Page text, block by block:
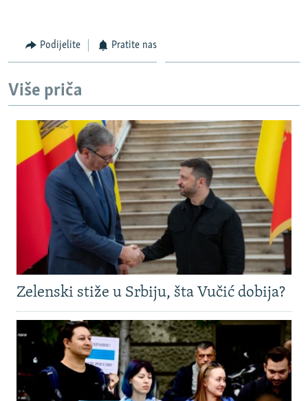
Podijelite Pratite nas
Više priča
Zelenski stiže u Srbiju, šta Vučić dobija?